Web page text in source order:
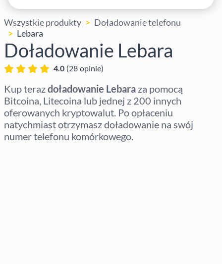
Wszystkie produkty
Doładowanie telefonu
Lebara
Doładowanie Lebara
4.0 (28 opinie)
Kup terazdoładowanie Lebara za pomocą
Bitcoina, Litecoina lub jednej z 200 innych
oferowanych kryptowalut. Po opłaceniu
natychmiast otrzymasz doładowanie na swój
numer telefonu komórkowego.